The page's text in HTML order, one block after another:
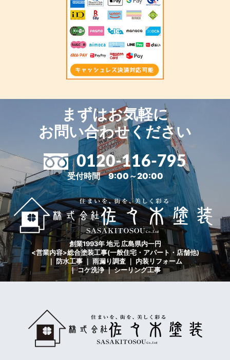
まずはお気軽に
お問い合わせください
0120-116-795
受付時間 9:00～20:00
創業1993年 地元 広島県内一円
<営業内容>総合塗装工事(一般住宅・アパート・店舗他)
｜ 防水工事 ｜ 雨漏り調査 ｜ 内装リフォーム
｜ コケ洗浄 ｜ シーリング工事